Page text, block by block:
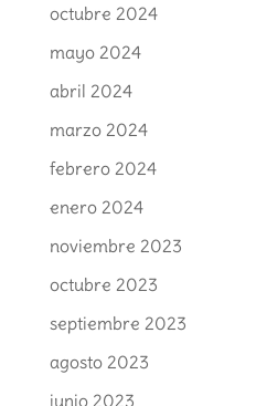
octubre 2024
mayo 2024
abril 2024
marzo 2024
febrero 2024
enero 2024
noviembre 2023
octubre 2023
septiembre 2023
agosto 2023
junio 2023